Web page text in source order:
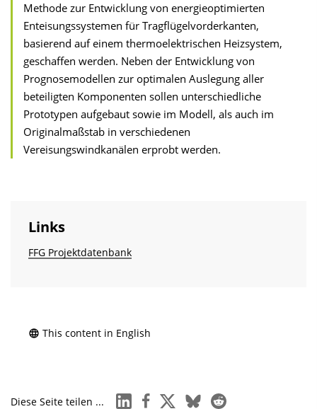
Methode zur Entwicklung von energieoptimierten
Enteisungssystemen für Tragflügelvorderkanten,
basierend auf einem thermoelektrischen Heizsystem,
geschaffen werden. Neben der Entwicklung von
Prognosemodellen zur optimalen Auslegung aller
beteiligten Komponenten sollen unterschiedliche
Prototypen aufgebaut sowie im Modell, als auch im
Originalmaßstab in verschiedenen
Vereisungswindkanälen erprobt werden.
Links
FFG Projektdatenbank
This content in English
Diese Seite teilen ... linkedinfacebook
x blueskyreddit